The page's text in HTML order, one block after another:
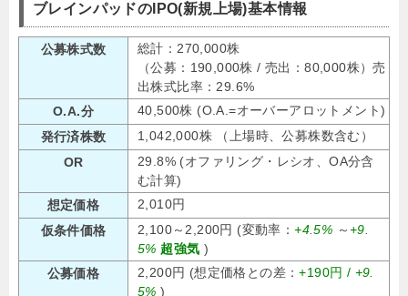
ブレインパッドのIPO(新規上場)基本情報
公募株式数
総計：270,000株
（公募：190,000株 / 売出：80,000株）売
出株式比率：29.6%
O.A.分
40,500株 (O.A.=オーバーアロットメント)
発行済株数
1,042,000株 （上場時、公募株数含む）
OR
29.8% (オファリング・レシオ、OA分含
む計算)
想定価格
2,010円
仮条件価格
2,100～2,200円 (変動率：+4.5% ～+9.
5% 超強気 )
公募価格
2,200円 (想定価格との差：+190円 / +9.
5% )